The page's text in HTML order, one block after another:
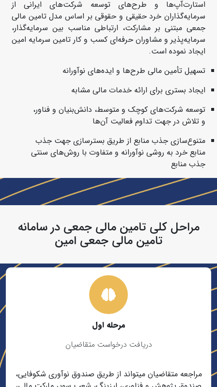
استارت‌آپ‌ها و طرح‌های توسعه شرکت‌های ایرانی از
سرمایه‌گذاران خرد حقیقی و حقوقی بر اساس مدل تامین مالی
جمعی مبتنی بر مشارکت، ارتباطی مناسب بین سرمایه‌گذار،
سرمایه‌پذیر و مشاوران حرفه‌ای کسب و کار تامین سرمایه امین
ایجاد نموده است.
تسهیل تأمین مالی طرح‌ها و ایده‌های نوآورانه
ایجاد بستری برای ارائه خدمات مالی مشابه
توسعه شرکت‌های کوچک و متوسط، دانش‌بنیان و فناور،
و تلاش در جهت تداوم فعالیت آن‌ها
متنوع‌سازی جذب منابع از طریق بسترسازی جهت جذب
منابع خرد به روشی نوآورانه و متفاوت با روش‌های سنتی
جذب منابع
مراحل کلی تامین مالی جمعی در سامانه
تامین مالی جمعی امین
مرحله اول
دریافت درخواست متقاضیان
مراجعه متقاضیان میتواند از طریق صندوق نوآوری شکوفایی،